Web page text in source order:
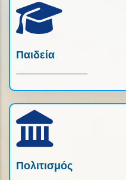
Παιδεία
Πολιτισμός